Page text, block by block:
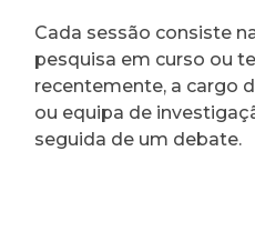
Cada sessão consiste
pesquisa em curso ou
recentemente, a cargo
ou equipa de
seguida de um debate.